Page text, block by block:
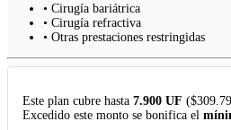
• Cirugía bariátrica
• Cirugía refractiva
• Otras prestaciones restringidas
Este plan cubre hasta 7.900 UF
Excedido este monto se bonifica el